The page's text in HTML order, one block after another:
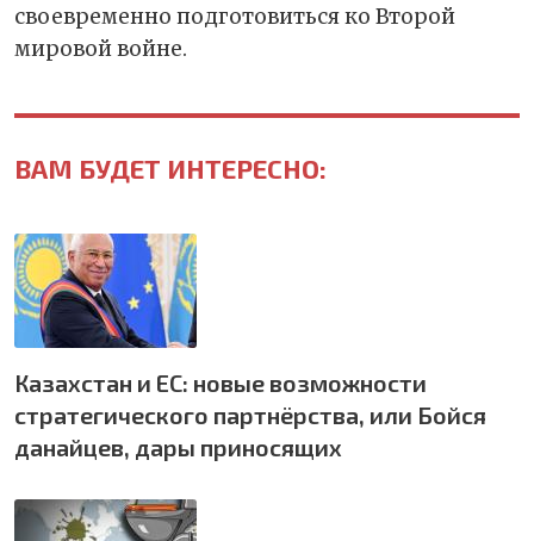
своевременно подготовиться ко Второй
мировой войне.
ВАМ БУДЕТ ИНТЕРЕСНО:
Казахстан и ЕС: новые возможности
стратегического партнёрства, или Бойся
данайцев, дары приносящих